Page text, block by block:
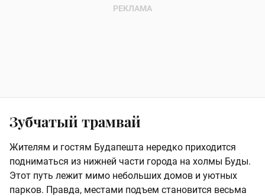
Зубчатый трамвай
Жителям и гостям Будапешта нередко приходится
подниматься из нижней части города на холмы Буды.
Этот путь лежит мимо небольших домов и уютных
парков. Правда, местами подъем становится весьма